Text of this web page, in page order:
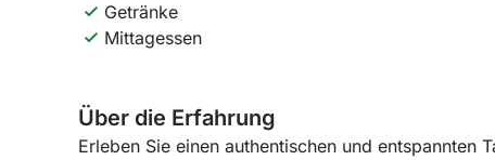
Getränke
Mittagessen
Über die Erfahrung
Erleben Sie einen authentischen und entspannten